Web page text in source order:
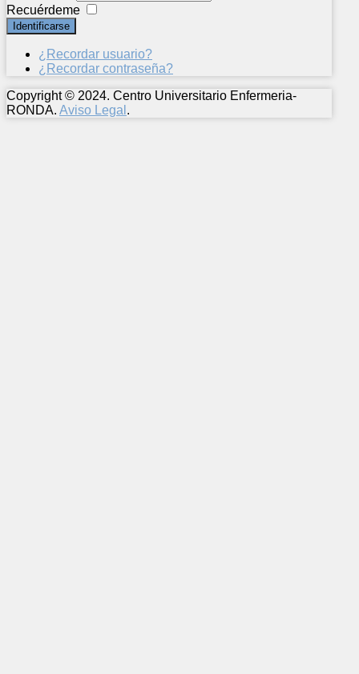
Recuérdeme
Identificarse
¿Recordar usuario?
¿Recordar contraseña?
Copyright © 2024. Centro Universitario Enfermeria-
RONDA. Aviso Legal .